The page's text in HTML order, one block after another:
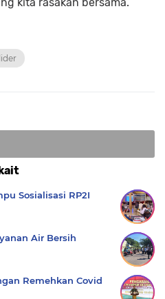
Sosialisasi RP2I
Air Bersih
Remehkan Covid